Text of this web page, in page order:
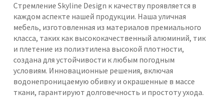
Стремление Skyline Design к качеству проявляется в
каждом аспекте нашей продукции. Наша уличная
мебель, изготовленная из материалов премиального
класса, таких как высококачественный алюминий, тик
и плетение из полиэтилена высокой плотности,
создана для устойчивости к любым погодным
условиям. Инновационные решения, включая
водонепроницаемую обивку и окрашенные в массе
ткани, гарантируют долговечность и простоту ухода.